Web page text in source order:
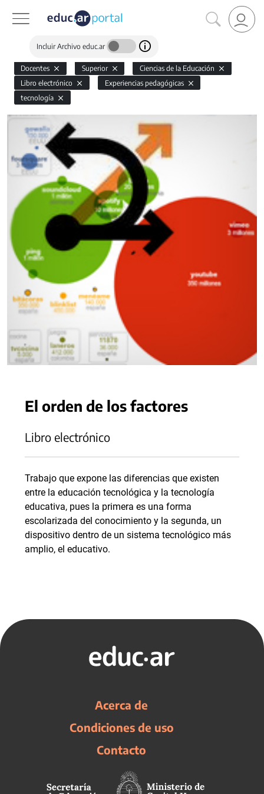
Incluir Archivo educ.ar
Docentes Superior
Ciencias de la Educación
Libro electrónico
Experiencias pedagógicas
tecnología
El orden de los factores
Libro electrónico
Trabajo que expone las diferencias que existen
entre la educación tecnológica y la tecnología
educativa, pues la primera es una forma
escolarizada del conocimiento y la segunda, un
dispositivo dentro de un sistema tecnológico más
amplio, el educativo.
Acerca de
Condiciones de uso
Contacto